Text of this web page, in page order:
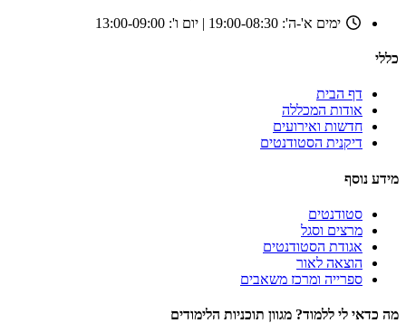
ימים א'-ה': 19:00-08:30 | יום ו': 13:00-09:00
כללי
דף הבית
אודות המכללה
חדשות ואירועים
דיקנית הסטודנטים
מידע נוסף
סטודנטים
מרצים וסגל
אגודת הסטודנטים
הוצאה לאור
ספרייה ומרכז משאבים
מה כדאי לי ללמוד? מגוון תוכניות הלימודים